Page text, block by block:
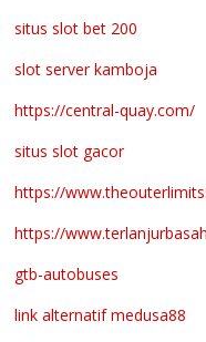
situs slot bet 200
slot server kamboja
https://central-quay.com/
situs slot gacor
https://
https://
gtb-autobuses
link alternatif medusa88